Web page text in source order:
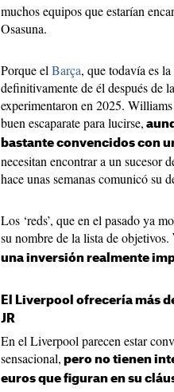
muchos equipos que estarían
Osasuna.
Porque el Barça, que todavía es
definitivamente de él después de
experimentaron en 2025.
buen escaparate para lucirse,
bastante convencidos con
necesitan encontrar a un sucesor
hace unas semanas comunicó su
Los ‘reds’, que en el pasado ya
su nombre de la lista de objetivos.
una inversión realmente
El Liverpool ofrecería más
JR
En el Liverpool parecen estar
sensacional, pero no tienen
euros que figuran en su